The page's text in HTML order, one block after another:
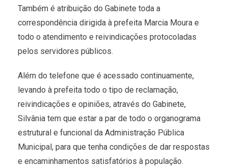
Também é atribuição do Gabinete toda a
correspondência dirigida à prefeita Marcia Moura e
todo o atendimento e reivindicações protocoladas
pelos servidores públicos.
Além do telefone que é acessado continuamente,
levando à prefeita todo o tipo de reclamação,
reivindicações e opiniões, através do Gabinete,
Silvânia tem que estar a par de todo o organograma
estrutural e funcional da Administração Pública
Municipal, para que tenha condições de dar respostas
e encaminhamentos satisfatórios à população.